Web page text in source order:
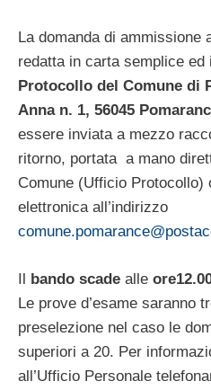
La domanda di ammissione
redatta in carta semplice ed
Protocollo del Comune di
Anna n. 1, 56045
essere inviata a mezzo
ritorno, portata a mano
Comune (Ufficio Protocollo)
elettronica all’indirizzo
Il bando scade alle
Le prove d’esame saranno
preselezione nel caso le
superiori a 20. Per
all’Ufficio Personale